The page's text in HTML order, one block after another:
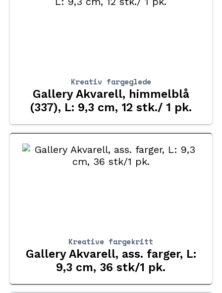
Kreativ fargeglede
Gallery Akvarell, himmelblå
(337), L: 9,3 cm, 12 stk./ 1 pk.
Kreative fargekritt
Gallery Akvarell, ass. farger, L:
9,3 cm, 36 stk/1 pk.